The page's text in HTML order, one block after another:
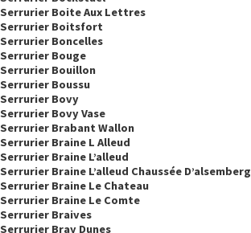
Serrurier Boite Aux Lettres
Serrurier Boitsfort
Serrurier Boncelles
Serrurier Bouge
Serrurier Bouillon
Serrurier Boussu
Serrurier Bovy
Serrurier Bovy Vase
Serrurier Brabant Wallon
Serrurier Braine L Alleud
Serrurier Braine L’alleud
Serrurier Braine L’alleud Chaussée D’alsemberg
Serrurier Braine Le Chateau
Serrurier Braine Le Comte
Serrurier Braives
Serrurier Bray Dunes